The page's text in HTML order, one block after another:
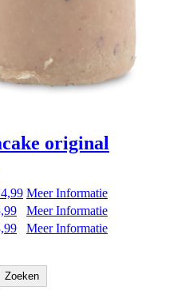
original
Meer Informatie
Meer Informatie
Meer Informatie
Zoeken